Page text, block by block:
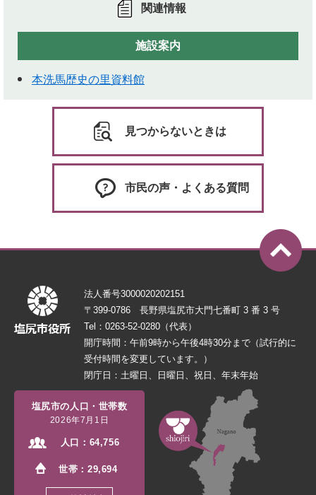
関連情報
施設案内
本洗馬歴史の里資料館
見つからないときは
市民の声・よくある質問
法人番号3000020202151
〒399-0786 長野県塩尻市大門七番町 3 番 3 号
Tel：0263-52-0280（代表）
開庁時間：午前9時から午後4時30分まで（試行的に
受付時間を変更しています。）
閉庁日：土曜日、日曜日、祝日、年末年始
塩尻市の人口・世帯数
2026年7月1日
人口： 64,756
世帯：29,694